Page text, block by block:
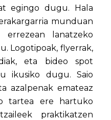
egingo dugu. Hala
munduan
lanatzeko
Logotipoak, flyerrak,
eta bideo spot
ikusiko dugu. Saio
azalpenak emateaz
tartea ere hartuko
praktikatzen